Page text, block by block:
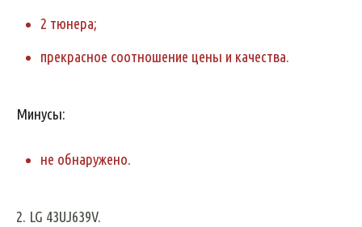
2 тюнера;
прекрасное соотношение цены и качества.
Минусы:
не обнаружено.
2. LG 43UJ639V.